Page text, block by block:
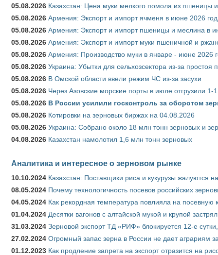
05.08.2026 Казахстан: Цена муки мелкого помола из пшеницы
05.08.2026 Армения: Экспорт и импорт ячменя в июне 2026
05.08.2026 Армения: Экспорт и импорт пшеницы и меслина в
05.08.2026 Армения: Экспорт и импорт муки пшеничной и
05.08.2026 Армения: Производство муки в январе - июне 2026
05.08.2026 Украина: Убытки для сельхозсектора из-за простоя
05.08.2026 В Омской области ввели режим ЧС из-за засухи
05.08.2026 Через Азовские морские порты в июле отгрузили
05.08.2026 В России усилили госконтроль за оборотом
05.08.2026 Котировки на зерновых биржах на 04.08.2026
05.08.2026 Украина: Собрано около 18 млн тонн зерновых и
04.08.2026 Казахстан намолотил 1,6 млн тонн зерновых
Аналитика и интересное о зерновом рынке
10.10.2024 Казахстан: Поставщики риса и кукурузы жалуются
08.05.2024 Почему технологичность посевов российских
04.05.2024 Как рекордная температура повлияла на
01.04.2024 Десятки вагонов с алтайской мукой и крупой
31.03.2024 Зерновой экспорт ТД «РИФ» блокируется 12-е
27.02.2024 Огромный запас зерна в России не дает аграриям
01.12.2023 Как продление запрета на экспорт отразится на